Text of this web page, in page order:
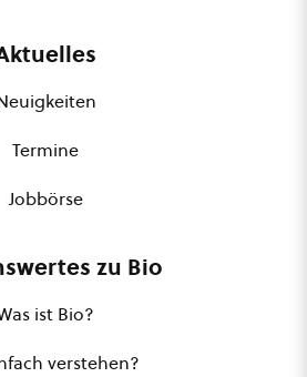
Termine
Jobbörse
zu Bio
ist Bio?
verstehen?